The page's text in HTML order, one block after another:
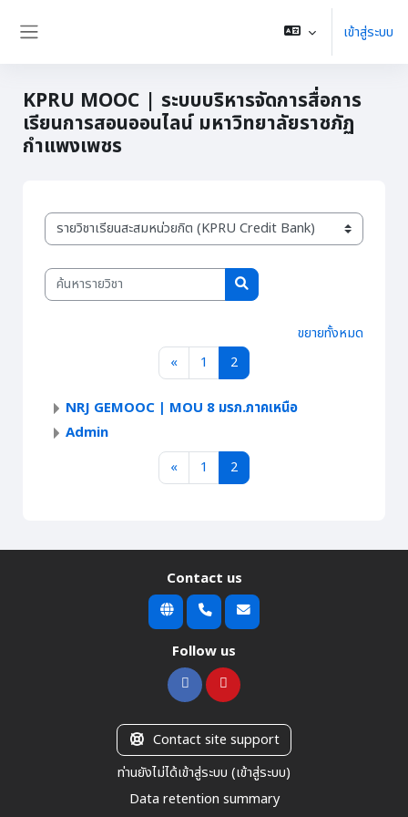
เข้าสู่ระบบ
KPRU MOOC | ระบบบริหารจัดการสื่อการ
เรียนการสอนออนไลน์ มหาวิทยาลัยราชภัฏ
กำแพงเพชร
ประเภทของรายวิชา
ค้นหารายวิชา
ค้นหารายวิชา
ขยายทั้งหมด
«Previous page
1 หน้า 1
2หน้า 2
NRJ GEMOOC | MOU 8 มรภ.ภาคเหนือ
Admin
«Previous page
1 หน้า 1
2หน้า 2
Contact us
Follow us
Contact site support
ท่านยังไม่ได้เข้าสู่ระบบ (เข้าสู่ระบบ)
Data retention summary